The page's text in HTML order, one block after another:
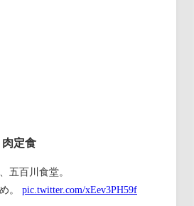
定食
五百川食堂。
。 pic.twitter.com/xEev3PH59f